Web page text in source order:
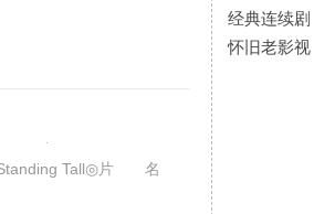
高清Tall◎片 名
经典连续剧
怀旧老影视